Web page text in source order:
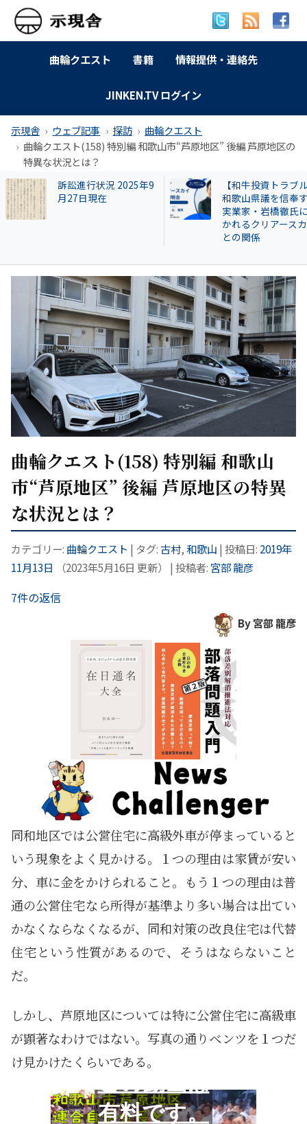
曲輪クエスト 書籍 情報提供・連絡先
JINKEN.TV ログイン
示現舎 ウェブ記事 探訪
曲輪クエスト
曲輪クエスト(158) 特別編 和歌山市“芦原地区” 後編 芦原地区の
特異な状況とは？
訴訟進行状況 2025年9
月27日現在
【和牛投資トラブ
和歌山県議を信奉
実業家・岩橋徹氏
かれるクリアース
との関係
曲輪クエスト(158) 特別編 和歌山
市“芦原地区” 後編 芦原地区の特異
な状況とは？
カテゴリー: 曲輪クエスト | タグ:古村,和歌山 | 投稿日: 2019年
11月13日
（2023年5月16日 更新） | 投稿者: 宮部 龍彦
7件の返信
By 宮部 龍彦
同和地区では公営住宅に高級外車が停まっていると
いう現象をよく見かける。１つの理由は家賃が安い
分、車に金をかけられること。もう１つの理由は普
通の公営住宅なら所得が基準より多い場合は出てい
かなくならなくなるが、同和対策の改良住宅は代替
住宅という性質があるので、そうはならないこと
だ。
しかし、芦原地区については特に公営住宅に高級車
が顕著なわけではない。写真の通りベンツを１つだ
け見かけたくらいである。